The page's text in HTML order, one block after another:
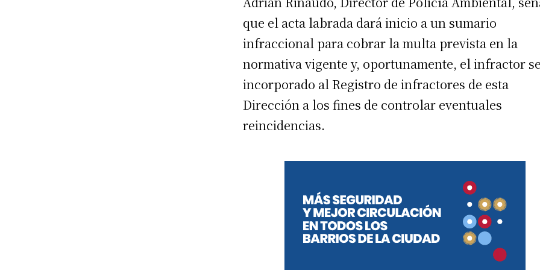
que el acta labrada dará inicio a un sumario
infraccional para cobrar la multa prevista en la
normativa vigente y, oportunamente, el infractor
incorporado al Registro de infractores de esta
Dirección a los fines de controlar eventuales
reincidencias.